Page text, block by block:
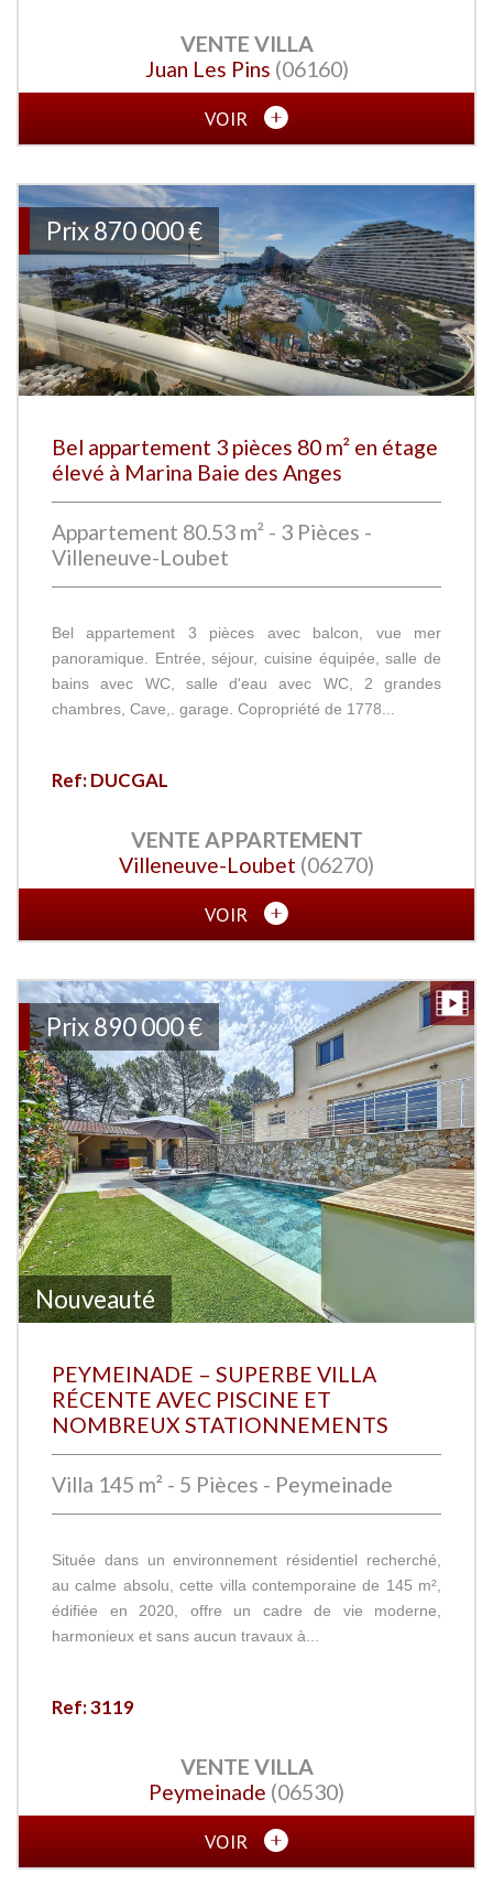
VENTE VILLA
Juan Les Pins (06160)
VOIR
Prix870 000€
Bel appartement 3 pièces 80 m² en étage
élevé à Marina Baie des Anges
Appartement 80.53 m² - 3 Pièces -
Villeneuve-Loubet
Bel appartement 3 pièces avec balcon, vue mer
panoramique. Entrée, séjour, cuisine équipée, salle de
bains avec WC, salle d'eau avec WC, 2 grandes
chambres, Cave,. garage. Copropriété de 1778...
Ref: DUCGAL
VENTE APPARTEMENT
Villeneuve-Loubet (06270)
VOIR
Nouveauté
Prix890 000€
PEYMEINADE – SUPERBE VILLA
RÉCENTE AVEC PISCINE ET
NOMBREUX STATIONNEMENTS
Villa 145 m² - 5 Pièces - Peymeinade
Située dans un environnement résidentiel recherché,
au calme absolu, cette villa contemporaine de 145 m²,
édifiée en 2020, offre un cadre de vie moderne,
harmonieux et sans aucun travaux à...
Ref: 3119
VENTE VILLA
Peymeinade (06530)
VOIR